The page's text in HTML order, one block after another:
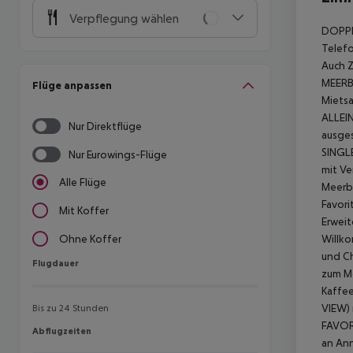
Verpflegung wählen
Flüge anpassen
Nur Direktflüge
Nur Eurowings-Flüge
Alle Flüge
Mit Koffer
Ohne Koffer
Flugdauer
Flugdauer
Bis zu 24 Stunden
Abflugzeiten
Abflugzeiten
Auch
mit
und
zum
an